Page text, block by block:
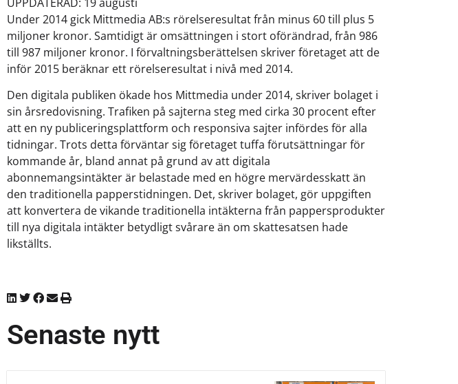
Under 2014 gick Mittmedia AB:s rörelseresultat från minus 60 till plus 5
miljoner kronor. Samtidigt är omsättningen i stort oförändrad, från 986
till 987 miljoner kronor. I förvaltningsberättelsen skriver företaget att de
inför 2015 beräknar ett rörelseresultat i nivå med 2014.
Den digitala publiken ökade hos Mittmedia under 2014, skriver bolaget i
sin årsredovisning. Trafiken på sajterna steg med cirka 30 procent efter
att en ny publiceringsplattform och responsiva sajter infördes för alla
tidningar. Trots detta förväntar sig företaget tuffa förutsättningar för
kommande år, bland annat på grund av att digitala
abonnemangsintäkter är belastade med en högre mervärdesskatt än
den traditionella papperstidningen. Det, skriver bolaget, gör uppgiften
att konvertera de vikande traditionella intäkterna från pappersprodukter
till nya digitala intäkter betydligt svårare än om skattesatsen hade
likställts.
Senaste nytt